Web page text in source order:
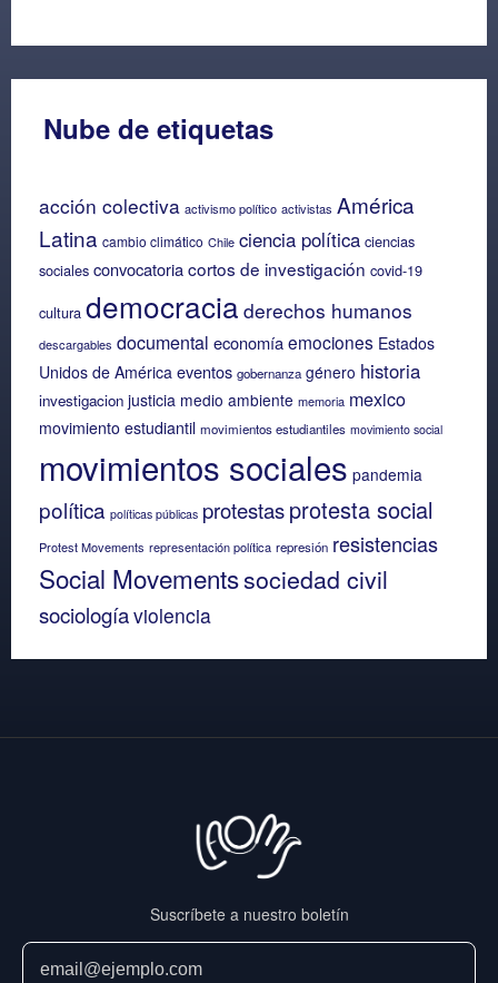
Nube de etiquetas
acción colectiva activismo político activistas América
Latina cambio climático Chile ciencia política ciencias
sociales convocatoriacortos de investigación covid-19
cultura democracia derechos humanos
descargables documental economíaemociones Estados
Unidos de América eventos gobernanza género historia
investigacion justicia medio ambiente memoria mexico
movimiento estudiantil movimientos estudiantiles movimiento social
movimientos sociales pandemia
política políticas públicas protestasprotesta social
Protest Movements representación política represión resistencias
Social Movementssociedad civil
sociologíaviolencia
Suscríbete a nuestro boletín